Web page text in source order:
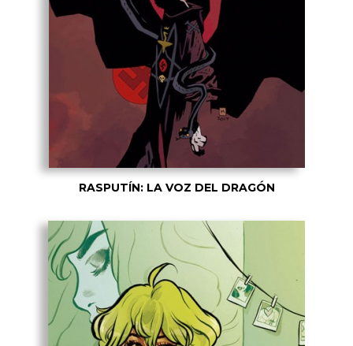
RASPUTÍN: LA VOZ DEL DRAGÓN